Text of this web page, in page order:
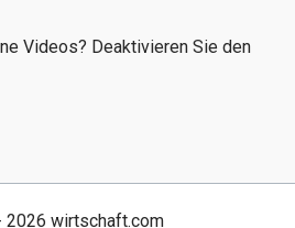
Videos? Deaktivieren Sie den
wirtschaft.com